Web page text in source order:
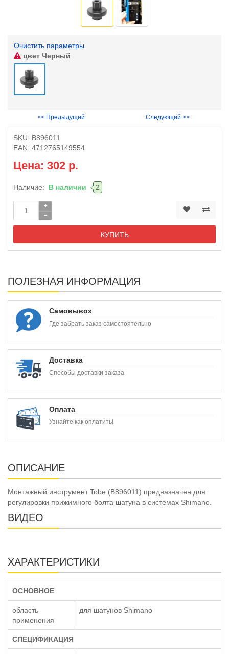
Очистить параметры
цвет Черный
<< Предыдущий Следующий >>
SKU: B896011
EAN: 4712765149554
Цена: 302 р.
Наличие: В наличии 2
КУПИТЬ
ПОЛЕЗНАЯ ИНФОРМАЦИЯ
Самовывоз
Где забрать заказ самостоятельно
Доставка
Способы доставки заказа
Оплата
Узнайте как оплатить!
ОПИСАНИЕ
Монтажный инструмент Tobe (B896011) предназначен для
регулировки прижимного болта шатуна в системах Shimano.
ВИДЕО
ХАРАКТЕРИСТИКИ
ОСНОВНОЕ
область
применения
для шатунов Shimano
СПЕЦИФИКАЦИЯ